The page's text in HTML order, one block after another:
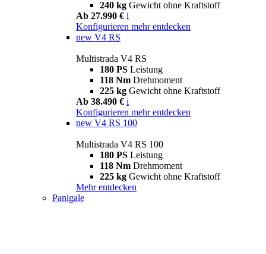
240 kg Gewicht ohne Kraftstoff
Ab 27.990 € i
Konfigurieren mehr entdecken
new V4 RS
Multistrada V4 RS
180 PS Leistung
118 Nm Drehmoment
225 kg Gewicht ohne Kraftstoff
Ab 38.490 € i
Konfigurieren mehr entdecken
new V4 RS 100
Multistrada V4 RS 100
180 PS Leistung
118 Nm Drehmoment
225 kg Gewicht ohne Kraftstoff
Mehr entdecken
Panigale